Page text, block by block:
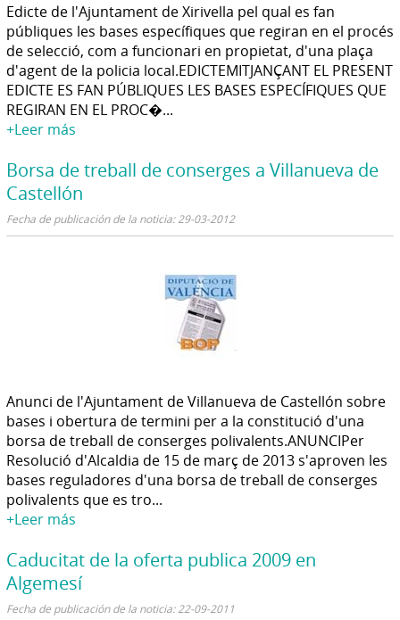
Edicte de l'Ajuntament de Xirivella pel qual es fan
públiques les bases específiques que regiran en el procés
de selecció, com a funcionari en propietat, d'una plaça
d'agent de la policia local.EDICTEMITJANÇANT EL PRESENT
EDICTE ES FAN PÚBLIQUES LES BASES ESPECÍFIQUES QUE
REGIRAN EN EL PROC�...
+Leer más
Borsa de treball de conserges a Villanueva de
Castellón
Fecha de publicación de la noticia: 29-03-2012
Anunci de l'Ajuntament de Villanueva de Castellón sobre
bases i obertura de termini per a la constitució d'una
borsa de treball de conserges polivalents.ANUNCIPer
Resolució d'Alcaldia de 15 de març de 2013 s'aproven les
bases reguladores d'una borsa de treball de conserges
polivalents que es tro...
+Leer más
Caducitat de la oferta publica 2009 en
Algemesí
Fecha de publicación de la noticia: 22-09-2011